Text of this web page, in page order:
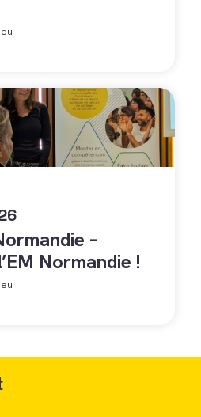
–
Normandie !